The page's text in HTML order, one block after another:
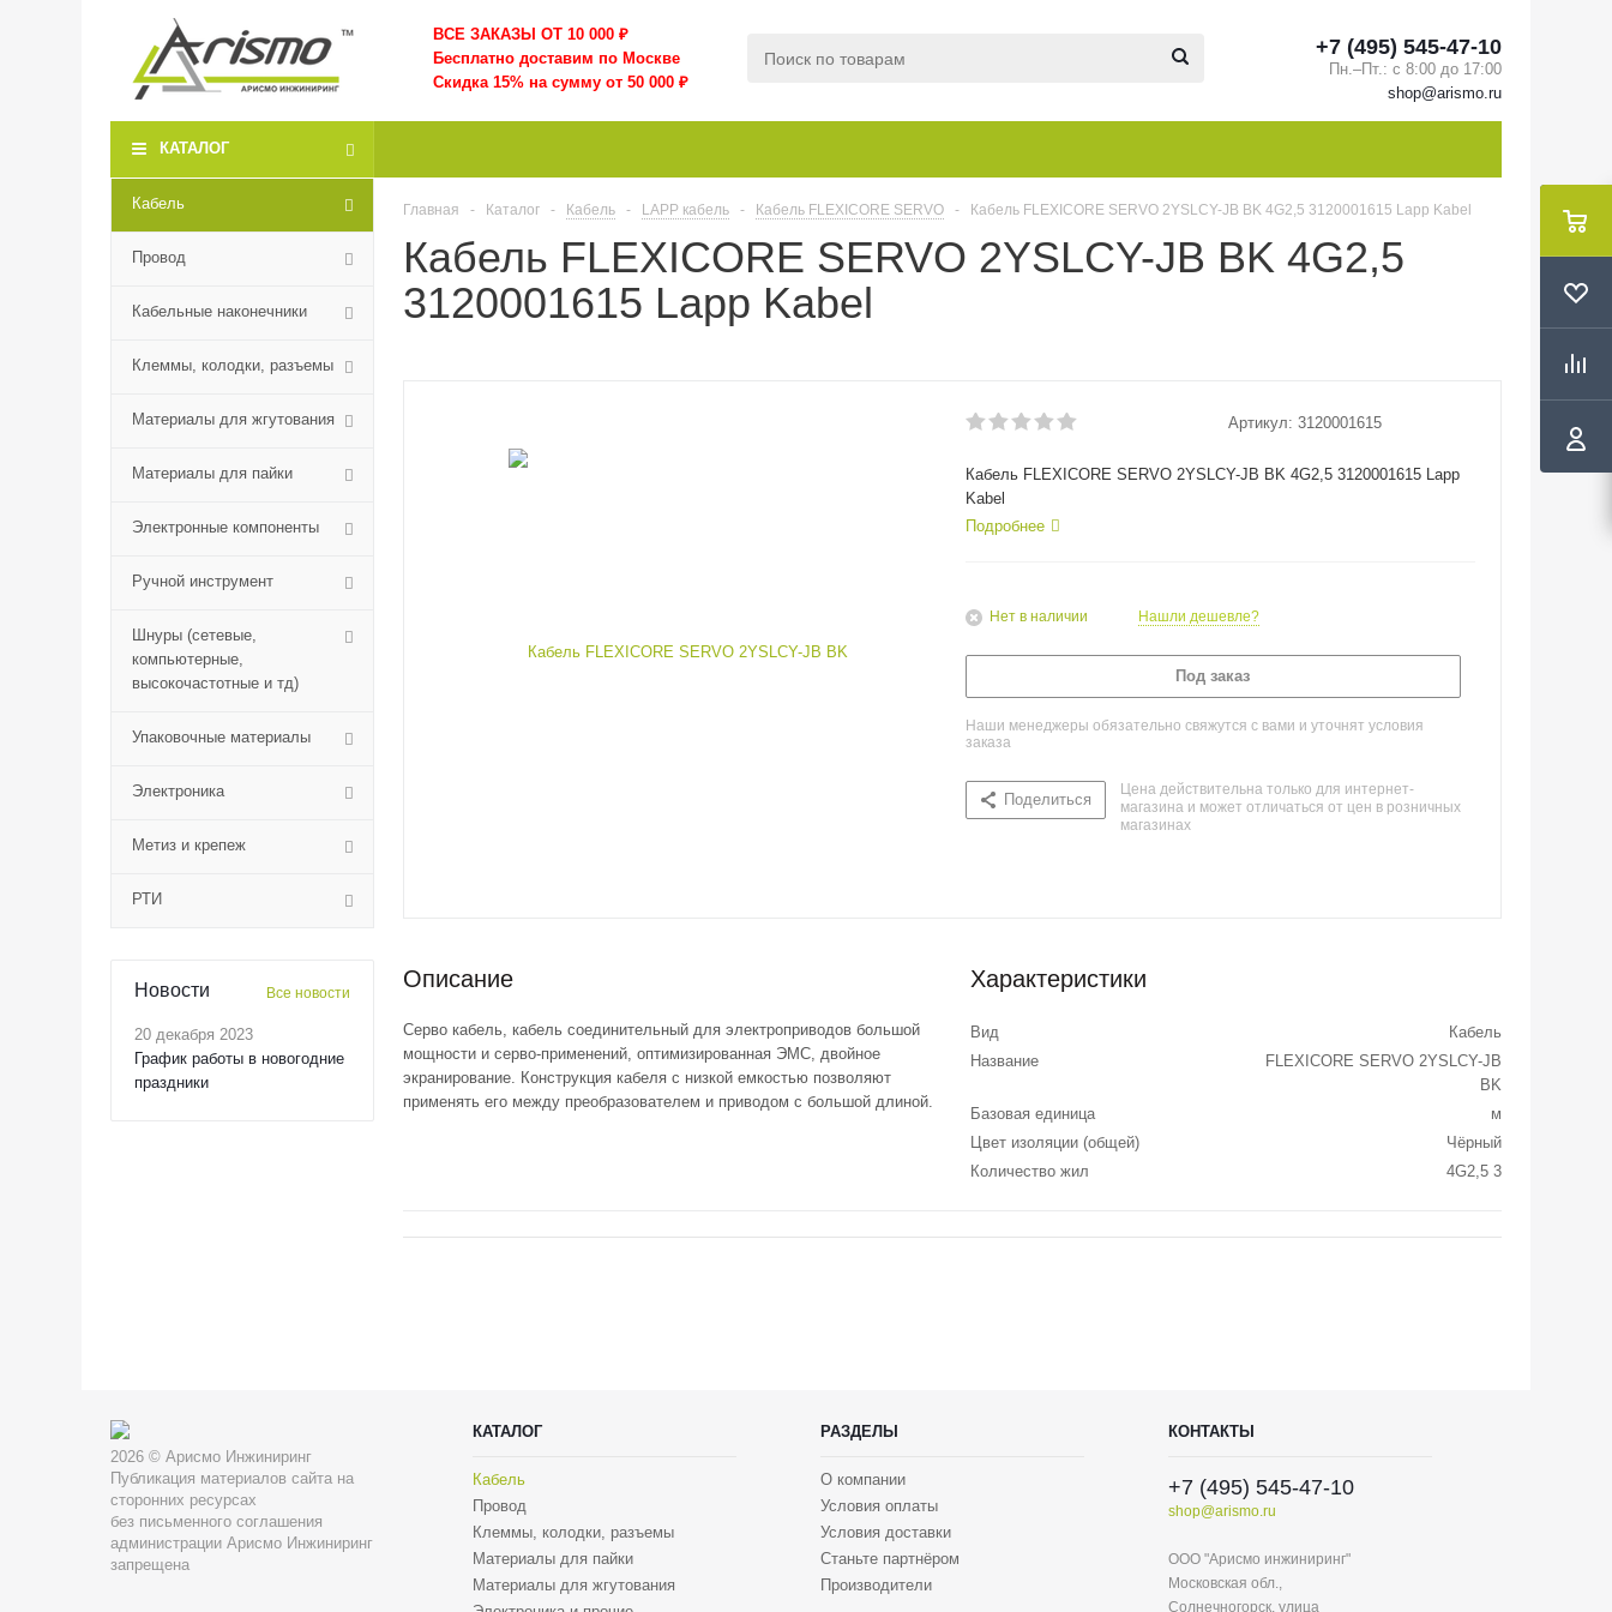
ВСЕ ЗАКАЗЫ ОТ 10 000 ₽
Бесплатно доставим по Москве
Скидка 15% на сумму от 50 000 ₽
+7 (495) 545-47-10
Пн.–Пт.: с 8:00 до 17:00
shop@arismo.ru
КАТАЛОГ
Кабель
Провод
Кабельные наконечники
Клеммы, колодки, разъемы
Материалы для жгутования
Материалы для пайки
Электронные компоненты
Ручной инструмент
Шнуры (сетевые,
компьютерные,
высокочастотные и тд)
Упаковочные материалы
Электроника
Метиз и крепеж
РТИ
Новости Все новости
20 декабря 2023
График работы в новогодние
праздники
Главная - Каталог - Кабель - LAPP кабель - Кабель FLEXICORE SERVO - Кабель FLEXICORE SERVO 2YSLCY-JB BK 4G2,5 3120001615 Lapp Kabel
Кабель FLEXICORE SERVO 2YSLCY-JB BK 4G2,5
3120001615 Lapp Kabel
Артикул: 3120001615
Кабель FLEXICORE SERVO 2YSLCY-JB BK 4G2,5 3120001615 Lapp
Kabel
Подробнее
Нет в наличии Нашли дешевле?
Под заказ
Наши менеджеры обязательно свяжутся с вами и уточнят условия
заказа
Поделиться
Цена действительна только для интернет-
магазина и может отличаться от цен в розничных
магазинах
Описание
Серво кабель, кабель соединительный для электроприводов большой
мощности и серво-применений, оптимизированная ЭМС, двойное
экранирование. Конструкция кабеля с низкой емкостью позволяют
применять его между преобразователем и приводом с большой длиной.
Характеристики
Вид
Кабель
Название
FLEXICORE SERVO 2YSLCY-JB
BK
Базовая единица
м
Цвет изоляции (общей)
Чёрный
Количество жил
4G2,5 3
2026 © Арисмо Инжиниринг
Публикация материалов сайта на
сторонних ресурсах
без письменного соглашения
администрации Арисмо Инжиниринг
запрещена
КАТАЛОГ
Кабель
Провод
Клеммы, колодки, разъемы
Материалы для пайки
Материалы для жгутования
РАЗДЕЛЫ
О компании
Условия оплаты
Условия доставки
Станьте партнёром
Производители
КОНТАКТЫ
+7 (495) 545-47-10
shop@arismo.ru
ООО "Арисмо инжиниринг"
Московская обл.,
Солнечногорск, улица